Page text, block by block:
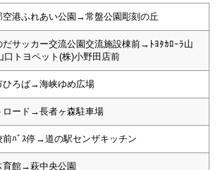
空港ふれあい公園→常盤公園彫刻の丘
だサッカー交流公園交流施設棟前→ﾄﾖﾀｶﾛｰﾗ山
口トヨペット(株)小野田店前
ひろば→海峡ゆめ広場
ロード→長者ヶ森駐車場
前ﾊﾞｽ停→道の駅センザキッチン
育館→萩中央公園